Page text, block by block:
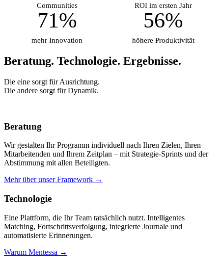
Communities ROI im ersten Jahr
71%
mehr Innovation
56%
höhere Produktivität
Beratung. Technologie. Ergebnisse.
Die eine sorgt für Ausrichtung.
Die andere sorgt für Dynamik.
Beratung
Wir gestalten Ihr Programm individuell nach Ihren Zielen, Ihren
Mitarbeitenden und Ihrem Zeitplan – mit Strategie-Sprints und der
Abstimmung mit allen Beteiligten.
Mehr über unser Framework →
Technologie
Eine Plattform, die Ihr Team tatsächlich nutzt. Intelligentes
Matching, Fortschrittsverfolgung, integrierte Journale und
automatisierte Erinnerungen.
Warum Mentessa →